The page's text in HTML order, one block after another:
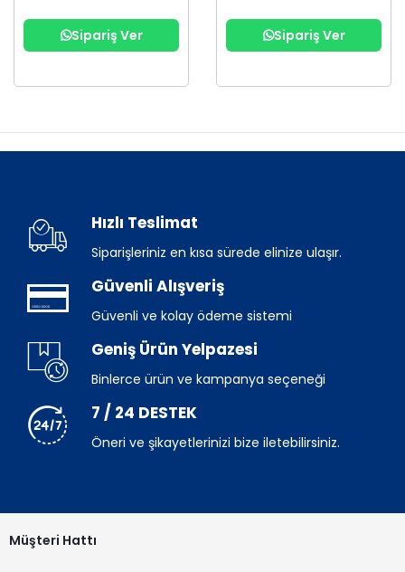
Sipariş Ver Sipariş Ver
Hızlı Teslimat
Siparişleriniz en kısa sürede elinize ulaşır.
Güvenli Alışveriş
Güvenli ve kolay ödeme sistemi
Geniş Ürün Yelpazesi
Binlerce ürün ve kampanya seçeneği
7 / 24 DESTEK
Öneri ve şikayetlerinizi bize iletebilirsiniz.
Müşteri Hattı